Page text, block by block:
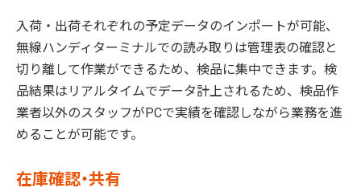
入荷・出荷それぞれの予定データのインポートが可能、
無線ハンディターミナルでの読み取りは管理表の確認と
切り離して作業ができるため、検品に集中できます。検
品結果はリアルタイムでデータ計上されるため、検品作
業者以外のスタッフがPCで実績を確認しながら業務を進
めることが可能です。
在庫確認・共有